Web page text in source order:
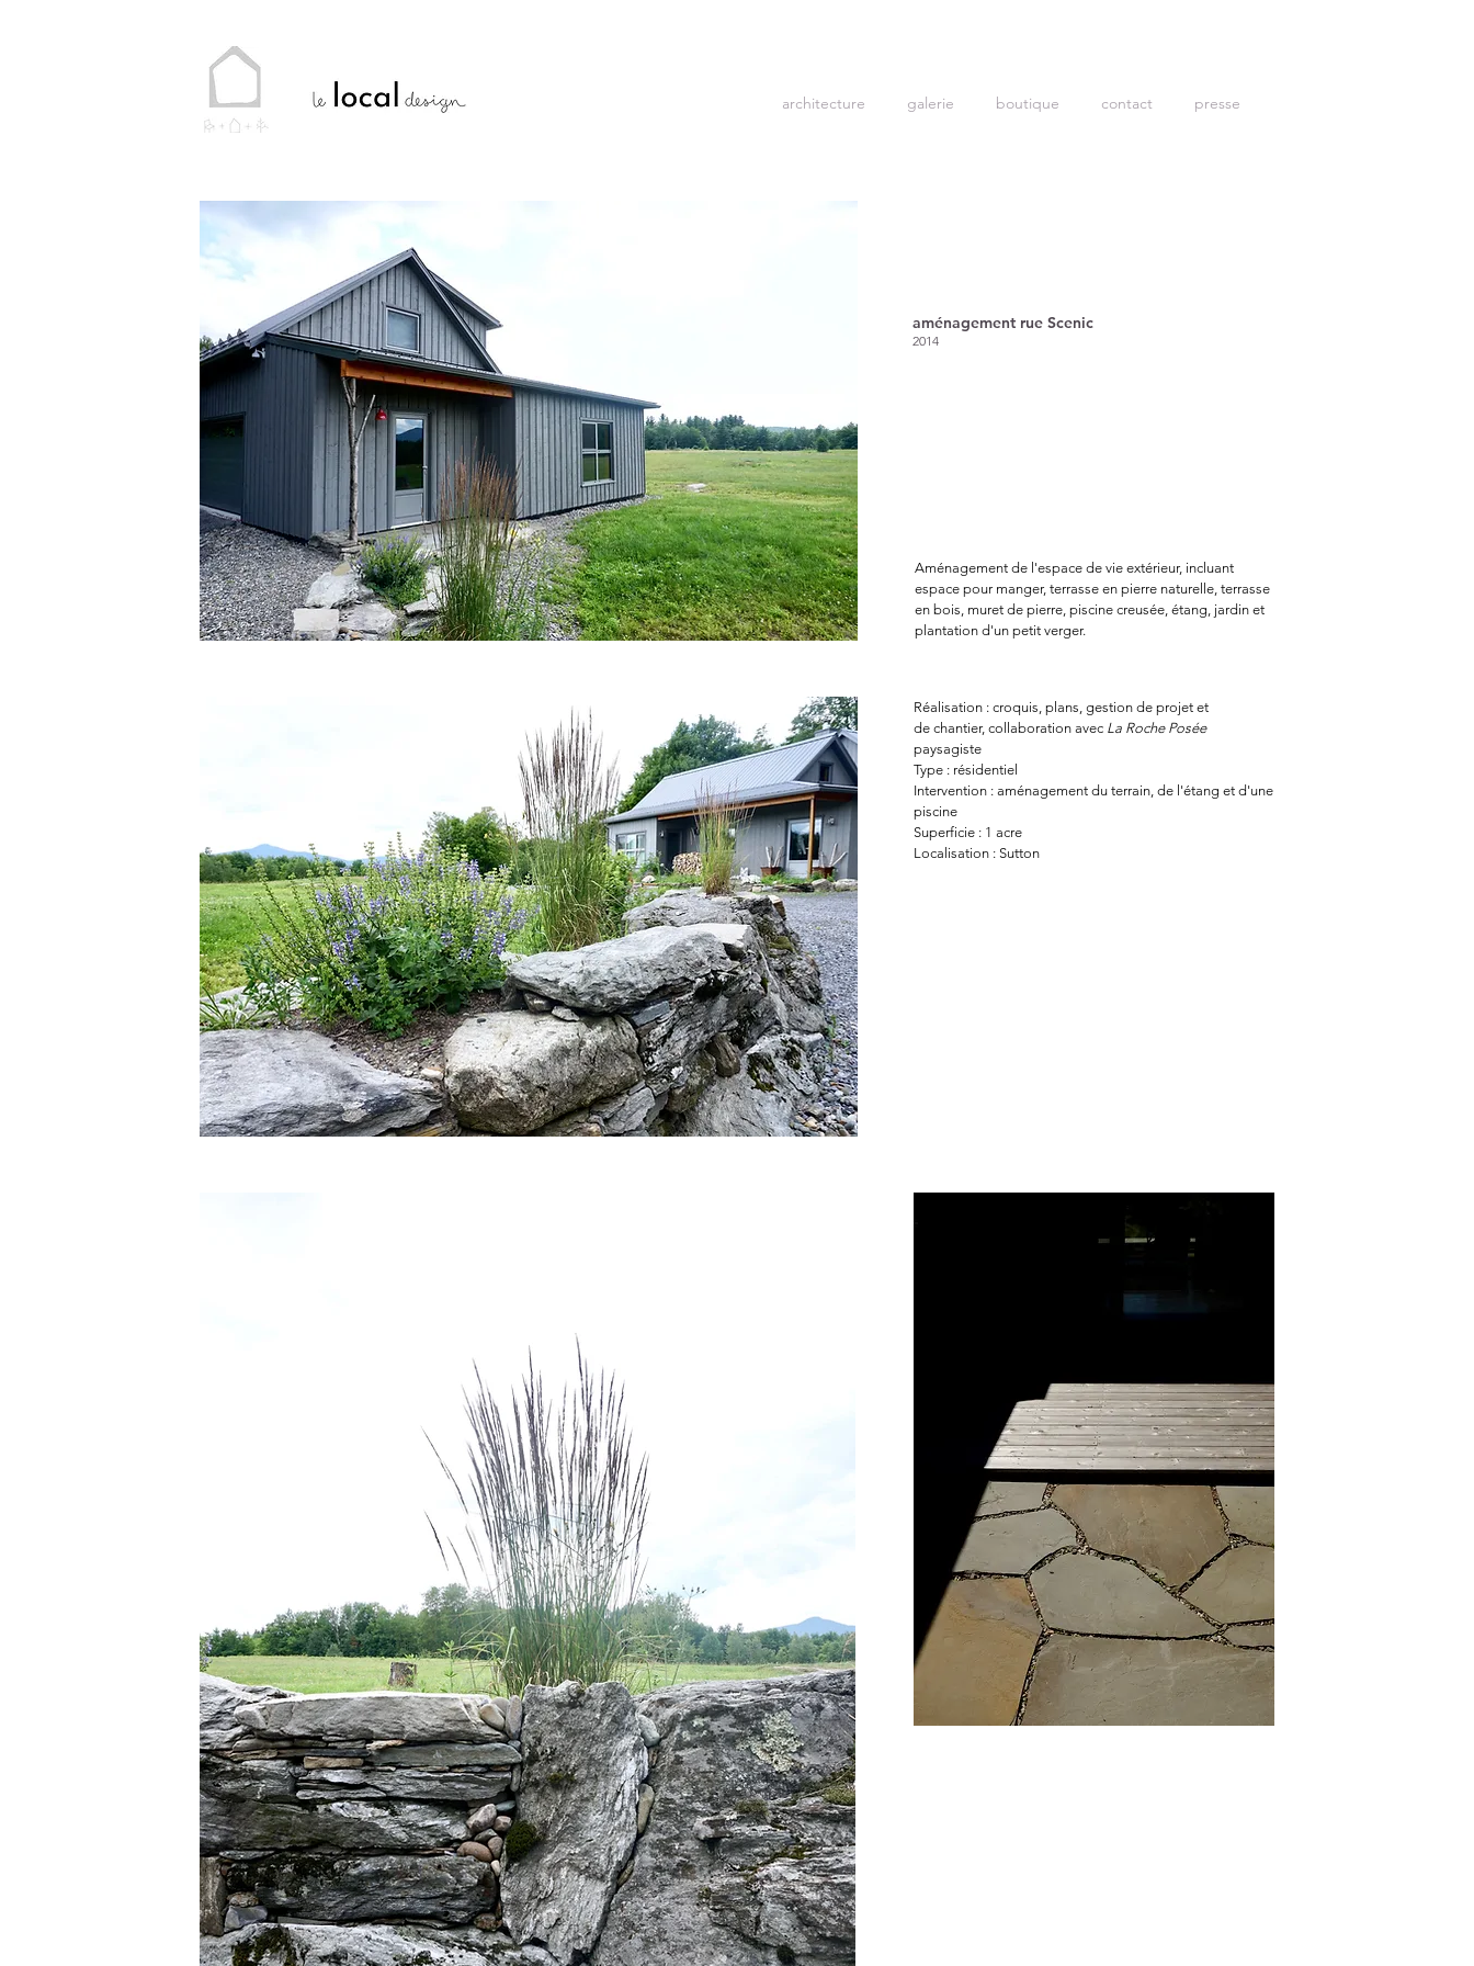
architecture galerie boutique contact presse
aménagement rue Scenic
2014
Aménagement de l'espace de vie extérieur, incluant
espace pour manger, terrasse en pierre naturelle, terrasse
en bois, muret de pierre, piscine creusée, étang, jardin et
plantation d'un petit verger.
Réalisation : croquis, plans, gestion de projet et
de chantier, collaboration avec La Roche Posée
paysagiste
Type : résidentiel
Intervention : aménagement du terrain, de l'étang et d'une
piscine
Superficie : 1 acre
Localisation : Sutton